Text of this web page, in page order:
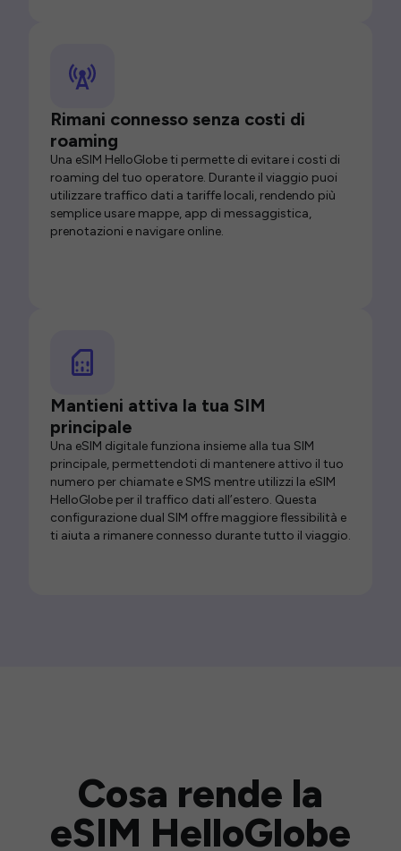
Rimani connesso senza costi di
roaming
Una eSIM HelloGlobe ti permette di evitare i costi di
roaming del tuo operatore. Durante il viaggio puoi
utilizzare traffico dati a tariffe locali, rendendo più
semplice usare mappe, app di messaggistica,
prenotazioni e navigare online.
Mantieni attiva la tua SIM
principale
Una eSIM digitale funziona insieme alla tua SIM
principale, permettendoti di mantenere attivo il tuo
numero per chiamate e SMS mentre utilizzi la eSIM
HelloGlobe per il traffico dati all’estero. Questa
configurazione dual SIM offre maggiore flessibilità e
ti aiuta a rimanere connesso durante tutto il viaggio.
Cosa rende la
eSIM HelloGlobe